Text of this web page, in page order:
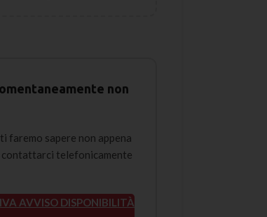
non
faremo sapere non appena
telefonicamente
AVVISO DISPONIBILITÀ